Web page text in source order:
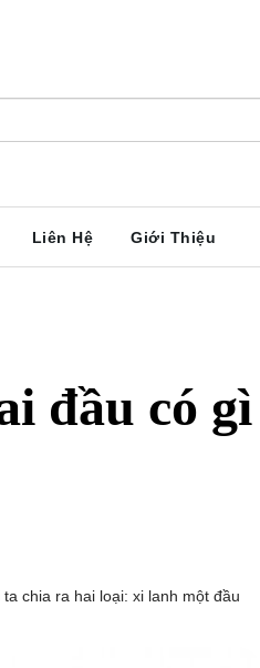
Liên Hệ Giới Thiệu
đầu có gì
chia ra hai loại: xi lanh một đầu